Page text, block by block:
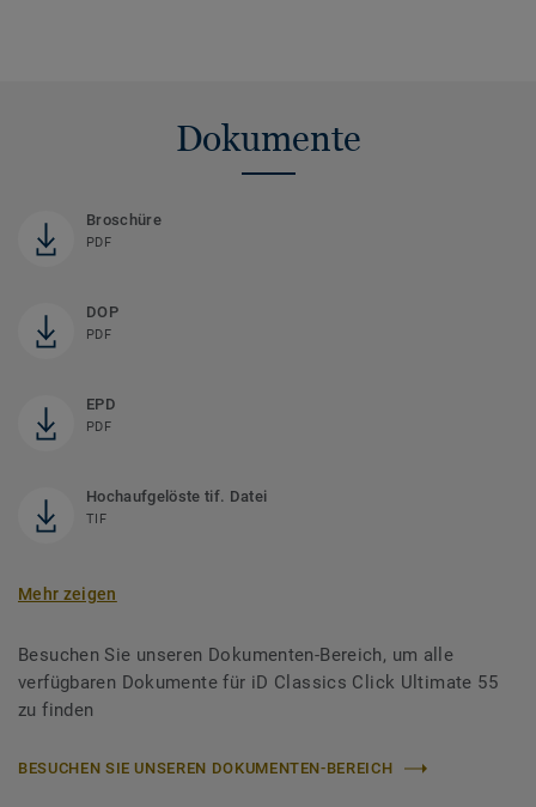
Dokumente
Broschüre
PDF
DOP
PDF
EPD
PDF
Hochaufgelöste tif. Datei
TIF
Mehr zeigen
Besuchen Sie unseren Dokumenten-Bereich, um alle
verfügbaren Dokumente für iD Classics Click Ultimate 55
zu finden
BESUCHEN SIE UNSEREN DOKUMENTEN-BEREICH